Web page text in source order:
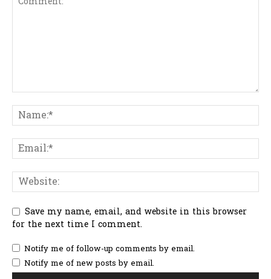
Save my name, email, and website in this browser
for the next time I comment.
Notify me of follow-up comments by email.
Notify me of new posts by email.